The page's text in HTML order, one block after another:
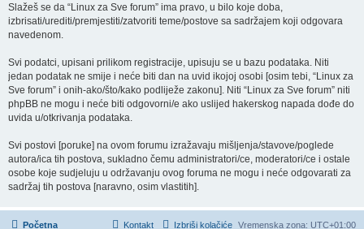
Slažeš se da “Linux za Sve forum” ima pravo, u bilo koje doba,
izbrisati/urediti/premjestiti/zatvoriti teme/postove sa sadržajem koji odgovara
navedenom.
Svi podatci, upisani prilikom registracije, upisuju se u bazu podataka. Niti
jedan podatak ne smije i neće biti dan na uvid ikojoj osobi [osim tebi, “Linux za
Sve forum” i onih-ako/što/kako podliježe zakonu]. Niti “Linux za Sve forum” niti
phpBB ne mogu i neće biti odgovorni/e ako uslijed hakerskog napada dođe do
uvida u/otkrivanja podataka.
Svi postovi [poruke] na ovom forumu izražavaju mišljenja/stavove/poglede
autora/ica tih postova, sukladno čemu administratori/ce, moderatori/ce i ostale
osobe koje sudjeluju u održavanju ovog foruma ne mogu i neće odgovarati za
sadržaj tih postova [naravno, osim vlastitih].
Početna Vremenska zona: UTC+01:00
Izbriši kolačiće
Kontakt